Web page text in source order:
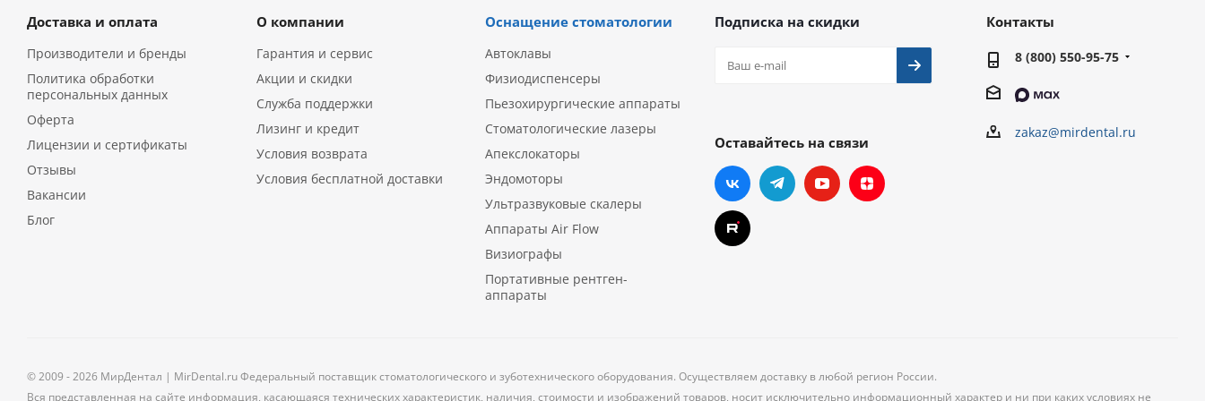
Доставка и оплата
Производители и бренды
Политика обработки
персональных данных
Оферта
Лицензии и сертификаты
Отзывы
Вакансии
Блог
О компании
Гарантия и сервис
Акции и скидки
Служба поддержки
Лизинг и кредит
Условия возврата
Условия бесплатной доставки
Оснащение стоматологии
Автоклавы
Физиодиспенсеры
Пьезохирургические аппараты
Стоматологические лазеры
Апекслокаторы
Эндомоторы
Ультразвуковые скалеры
Аппараты Air Flow
Визиографы
Портативные рентген-
аппараты
Подписка на скидки
Оставайтесь на связи
Контакты
8 (800) 550-95-75
zakaz@mirdental.ru
© 2009 - 2026 МирДентал | MirDental.ru Федеральный поставщик стоматологического и зуботехнического оборудования. Осуществляем доставку в любой регион России.
Вся представленная на сайте информация, касающаяся технических характеристик, наличия, стоимости и изображений товаров, носит исключительно информационный характер и ни при каких условиях не